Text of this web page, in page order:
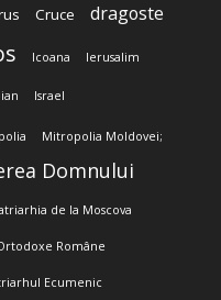
Cruce dragoste
Icoana Ierusalim
Israel
Mitropolia Moldovei;
Domnului
de la Moscova
Române
Ecumenic